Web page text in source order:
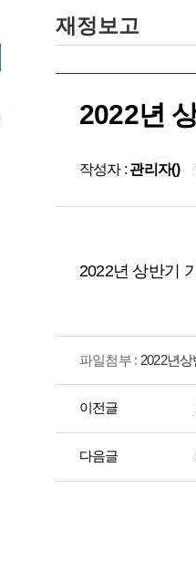
재정보고
2022년
작성자 : 관리자()
2022년 상반기
파일첨부 : 2022년
이전글
다음글